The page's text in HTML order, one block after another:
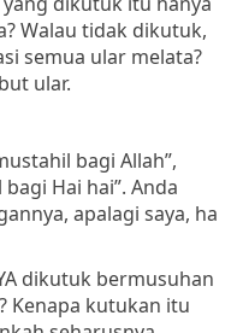
Walau tidak dikutuk,
semua ular melata?
ular.
bagi Allah”,
Hai hai”. Anda
apalagi saya, ha
dikutuk bermusuhan
Kenapa kutukan itu